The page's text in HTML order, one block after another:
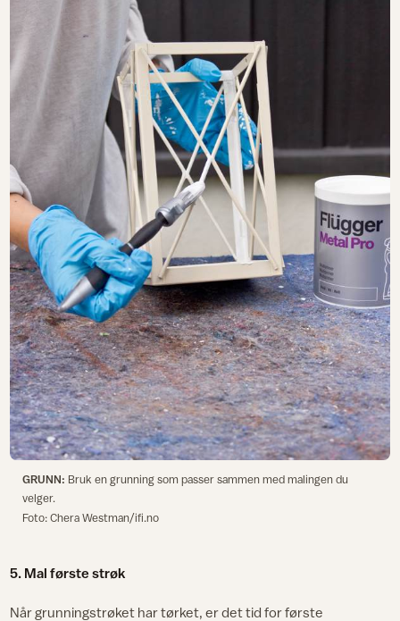
GRUNN: Bruk en grunning som passer sammen med malingen du
velger.
Foto: Chera Westman/ifi.no
5. Mal første strøk
Når grunningstrøket har tørket, er det tid for første